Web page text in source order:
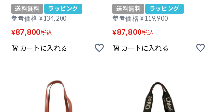
送料無料
ラッピング
参考価格 ¥134,200
¥87,800税込
カートに入れる
送料無料
ラッピング
参考価格 ¥119,900
¥87,800税込
カートに入れる